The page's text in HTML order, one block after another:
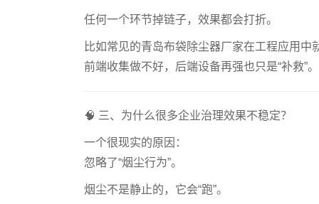
任何一个环节掉链子，效果都会打折。
比如常见的青岛布袋除尘器厂家在工程应用中
前端收集做不好，后端设备再强也只是“补救”。
🧠 三、为什么很多企业治理效果不稳定？
一个很现实的原因：
忽略了“烟尘行为”。
烟尘不是静止的，它会“跑”。